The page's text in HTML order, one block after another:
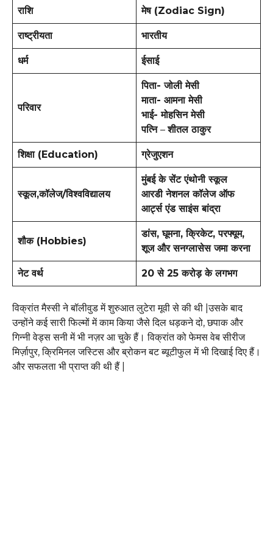
राशि मेष (Zodiac Sign)
राष्ट्रीयता भारतीय
धर्म ईसाई
परिवार
पिता- जोली मेसी
माता- आमना मेसी
भाई- मोहसिन मेसी
पत्नि –शीतल ठाकुर
शिक्षा (Education) ग्रेजुएशन
स्कूल,कॉलेज/विश्वविद्यालय
मुंबई के सेंट एंथोनी स्कूल
आरडी नेशनल कॉलेज ऑफ
आर्ट्स एंड साइंस बांद्रा
शौक (Hobbies)
डांस, घूमना, क्रिकेट, परफ्यूम,
शूज और सनग्लासेस जमा करना
नेट वर्थ 20 से 25 करोड़ के लगभग
विक्रांत मैस्सी ने बॉलीवुड में शुरुआत लुटेरा मूवी से की थी |उसके बाद
उन्होंने कई सारी फिल्मों में काम किया जैसे दिल धड़कने दो, छपाक और
गिन्नी वेड्स सनी में भी नज़र आ चुके हैं। विक्रांत को फेमस वेब सीरीज
मिर्ज़ापुर, क्रिमिनल जस्टिस और ब्रोकन बट ब्यूटीफुल में भी दिखाई दिए हैं।
और सफलता भी प्राप्त की थी हैं |